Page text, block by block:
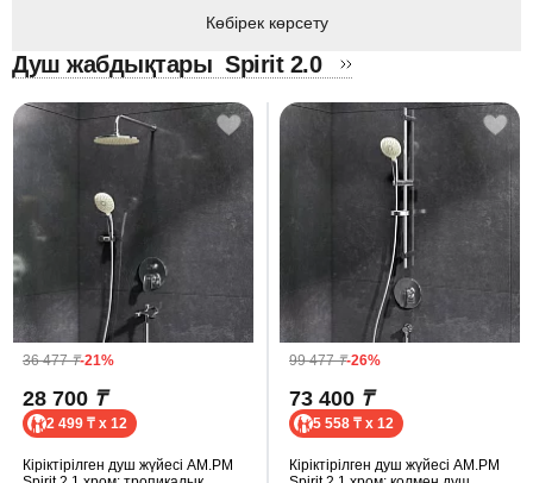
Көбірек көрсету
Душ жабдықтары Spirit 2.0
36 477₸-21%
28 700 ₸
2 499 ₸ x 12
Кіріктірілген душ жүйесі AM.PM
99 477₸-26%
73 400 ₸
5 558 ₸ x 12
Кіріктірілген душ жүйесі AM.PM